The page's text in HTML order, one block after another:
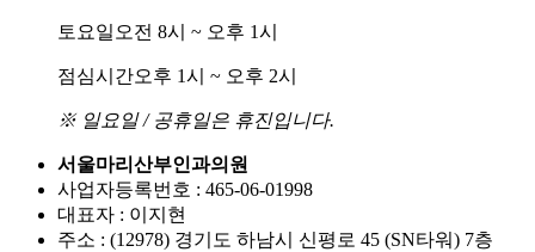
토요일 오전 8시 ~ 오후 1시
점심시간오후 1시 ~ 오후 2시
※ 일요일 / 공휴일은 휴진입니다.
서울마리산부인과의원
사업자등록번호 : 465-06-01998
대표자 : 이지현
주소 : (12978) 경기도 하남시 신평로 45 (SN타워) 7층